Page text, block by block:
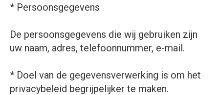
* Persoonsgegevens
De persoonsgegevens die wij gebruiken zijn
uw naam, adres, telefoonnummer, e-mail.
* Doel van de gegevensverwerking is om het
privacybeleid begrijpelijker te maken.